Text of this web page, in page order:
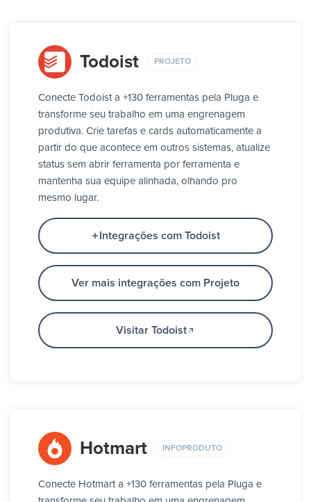
Todoist PROJETO
Conecte Todoist a +130 ferramentas pela Pluga e
transforme seu trabalho em uma engrenagem
produtiva. Crie tarefas e cards automaticamente a
partir do que acontece em outros sistemas, atualize
status sem abrir ferramenta por ferramenta e
mantenha sua equipe alinhada, olhando pro
mesmo lugar.
Integrações com Todoist
Ver mais integrações com Projeto
Visitar Todoist
Hotmart INFOPRODUTO
Conecte Hotmart a +130 ferramentas pela Pluga e